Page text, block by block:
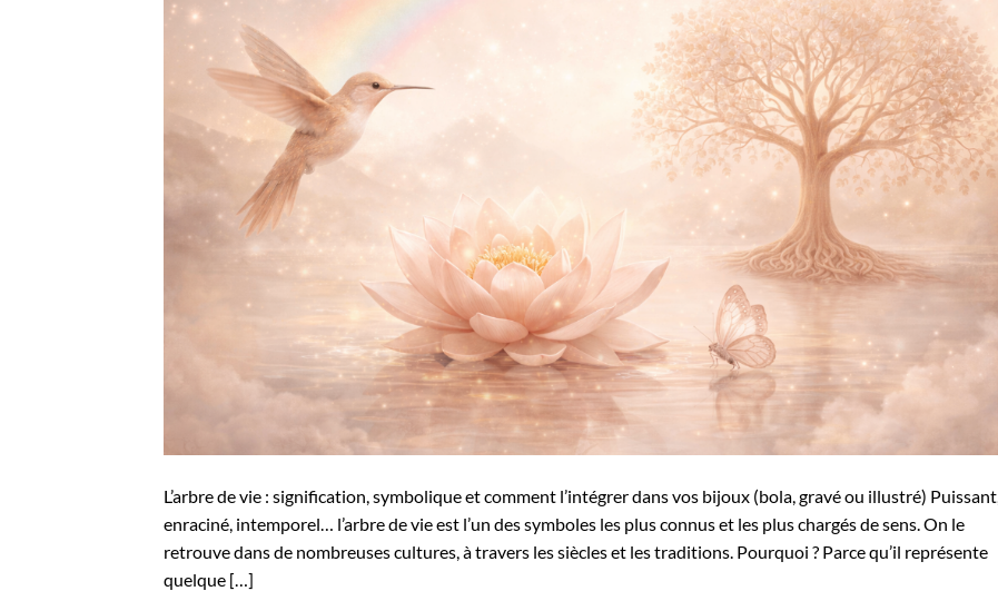
L’arbre de vie : signification, symbolique et comment l’intégrer dans vos bijoux (bola, gravé ou illustré) Puissant,
enraciné, intemporel… l’arbre de vie est l’un des symboles les plus connus et les plus chargés de sens. On le
retrouve dans de nombreuses cultures, à travers les siècles et les traditions. Pourquoi ? Parce qu’il représente
quelque […]